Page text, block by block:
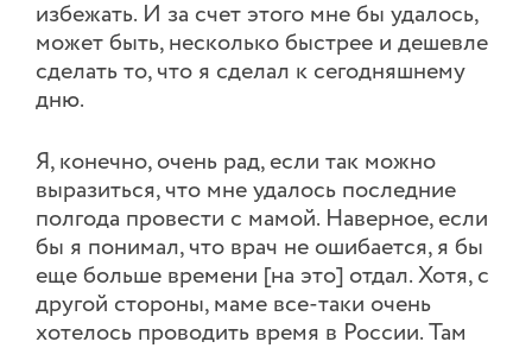
избежать. И за счет этого мне бы удалось,
может быть, несколько быстрее и дешевле
сделать то, что я сделал к сегодняшнему
дню.
Я, конечно, очень рад, если так можно
выразиться, что мне удалось последние
полгода провести с мамой. Наверное, если
бы я понимал, что врач не ошибается, я бы
еще больше времени [на это] отдал. Хотя, с
другой стороны, маме все-таки очень
хотелось проводить время в России. Там